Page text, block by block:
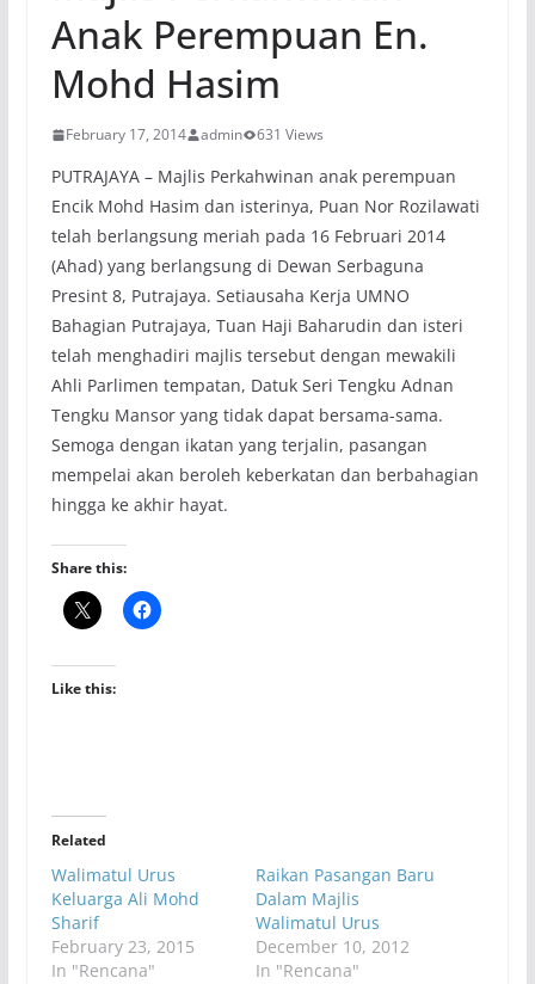
Anak Perempuan En.
Mohd Hasim
February 17, 2014 admin 631 Views
PUTRAJAYA – Majlis Perkahwinan anak perempuan
Encik Mohd Hasim dan isterinya, Puan Nor Rozilawati
telah berlangsung meriah pada 16 Februari 2014
(Ahad) yang berlangsung di Dewan Serbaguna
Presint 8, Putrajaya. Setiausaha Kerja UMNO
Bahagian Putrajaya, Tuan Haji Baharudin dan isteri
telah menghadiri majlis tersebut dengan mewakili
Ahli Parlimen tempatan, Datuk Seri Tengku Adnan
Tengku Mansor yang tidak dapat bersama-sama.
Semoga dengan ikatan yang terjalin, pasangan
mempelai akan beroleh keberkatan dan berbahagian
hingga ke akhir hayat.
Share this:
Like this:
Related
Walimatul Urus
Keluarga Ali Mohd
Sharif
February 23, 2015
In "Rencana"
Raikan Pasangan Baru
Dalam Majlis
Walimatul Urus
December 10, 2012
In "Rencana"